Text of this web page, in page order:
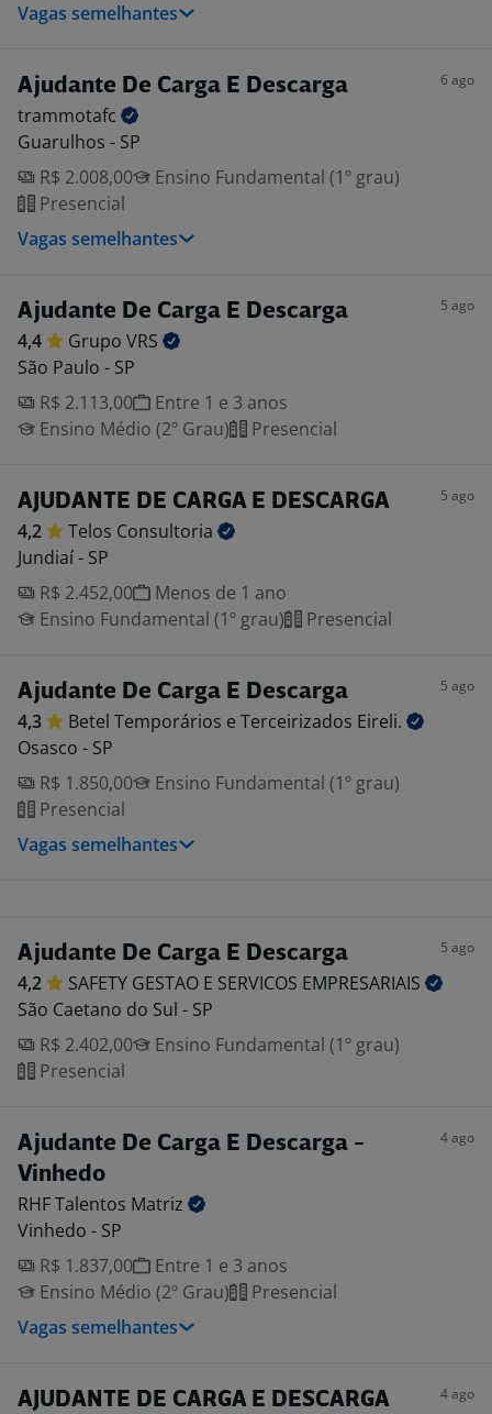
Vagas semelhantes
Ajudante De Carga E Descarga 6 ago
trammotafc
Guarulhos - SP
R$ 2.008,00
Ensino Fundamental (1º grau)
Presencial
Vagas semelhantes
Ajudante De Carga E Descarga 5 ago
4,4 Grupo VRS
São Paulo - SP
R$ 2.113,00
Entre 1 e 3 anos
Ensino Médio (2º Grau)
Presencial
AJUDANTE DE CARGA E DESCARGA 5 ago
4,2 Telos Consultoria
Jundiaí - SP
R$ 2.452,00
Menos de 1 ano
Ensino Fundamental (1º grau)
Presencial
Ajudante De Carga E Descarga 5 ago
4,3 Betel Temporários e Terceirizados Eireli.
Osasco - SP
R$ 1.850,00
Ensino Fundamental (1º grau)
Presencial
Vagas semelhantes
Ajudante De Carga E Descarga 5 ago
4,2 SAFETY GESTAO E SERVICOS EMPRESARIAIS
São Caetano do Sul - SP
R$ 2.402,00
Ensino Fundamental (1º grau)
Presencial
Ajudante De Carga E Descarga -
Vinhedo
4 ago
RHF Talentos Matriz
Vinhedo - SP
R$ 1.837,00
Entre 1 e 3 anos
Ensino Médio (2º Grau)
Presencial
Vagas semelhantes
AJUDANTE DE CARGA E DESCARGA 4 ago